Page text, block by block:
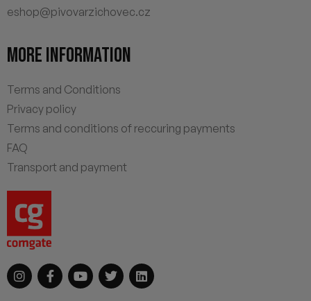
eshop@pivovarzichovec.cz
MORE INFORMATION
Terms and Conditions
Privacy policy
Terms and conditions of reccuring payments
FAQ
Transport and payment